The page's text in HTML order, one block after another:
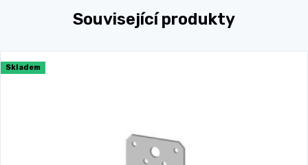
Související produkty
Skladem